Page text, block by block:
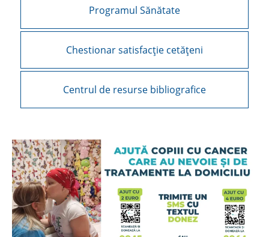
Programul Sănătate
Chestionar satisfacție cetățeni
Centrul de resurse bibliografice